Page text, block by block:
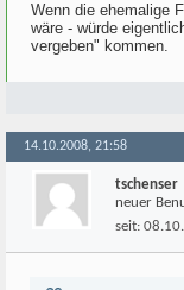
Wenn die ehemalige
wäre - würde
vergeben" kommen.
14.10.2008, 21:58
tschenser
neuer
seit: